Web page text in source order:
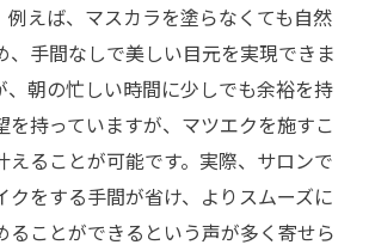
例えば、マスカラを塗らなくても自然
、手間なしで美しい目元を実現できま
、朝の忙しい時間に少しでも余裕を持
を持っていますが、マツエクを施すこ
えることが可能です。実際、サロンで
クをする手間が省け、よりスムーズに
ることができるという声が多く寄せら